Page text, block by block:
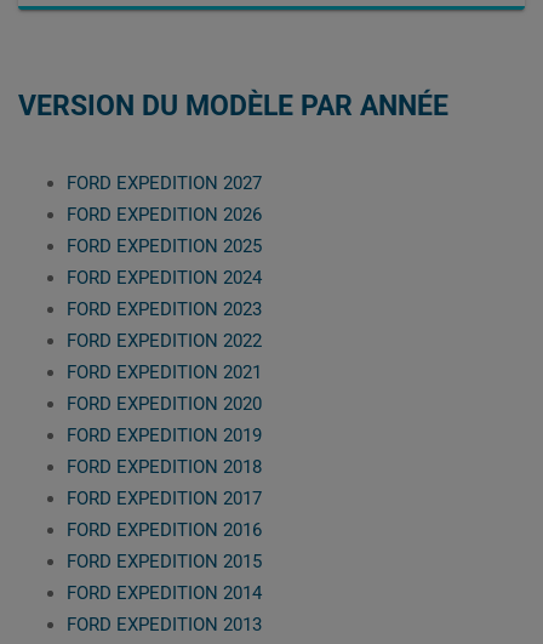
VERSION DU MODÈLE PAR ANNÉE
FORD EXPEDITION 2027
FORD EXPEDITION 2026
FORD EXPEDITION 2025
FORD EXPEDITION 2024
FORD EXPEDITION 2023
FORD EXPEDITION 2022
FORD EXPEDITION 2021
FORD EXPEDITION 2020
FORD EXPEDITION 2019
FORD EXPEDITION 2018
FORD EXPEDITION 2017
FORD EXPEDITION 2016
FORD EXPEDITION 2015
FORD EXPEDITION 2014
FORD EXPEDITION 2013